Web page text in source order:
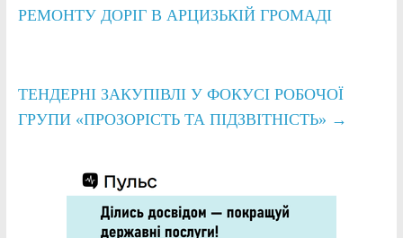
РЕМОНТУ ДОРІГ В АРЦИЗЬКІЙ ГРОМАДІ
ТЕНДЕРНІ ЗАКУПІВЛІ У ФОКУСІ РОБОЧОЇ
ГРУПИ «ПРОЗОРІСТЬ ТА ПІДЗВІТНІСТЬ» →